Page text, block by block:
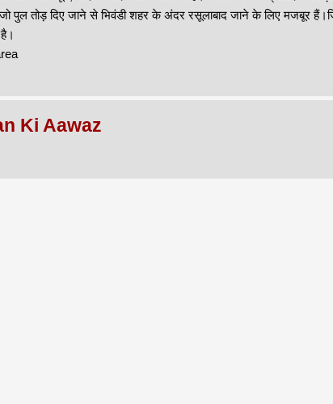
पुल तोड़ दिए जाने से भिवंडी शहर के अंदर रसूलाबाद जाने के लिए मजबूर
Ki Aawaz